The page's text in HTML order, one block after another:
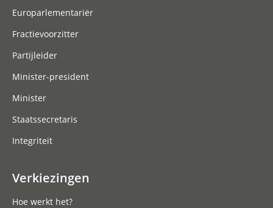
Europarlementariër
Fractievoorzitter
Partijleider
Minister-president
Minister
Staatssecretaris
Integriteit
Verkiezingen
Hoe werkt het?